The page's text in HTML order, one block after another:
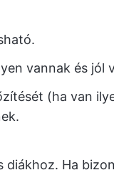
vannak és jól
(ha van
Ha